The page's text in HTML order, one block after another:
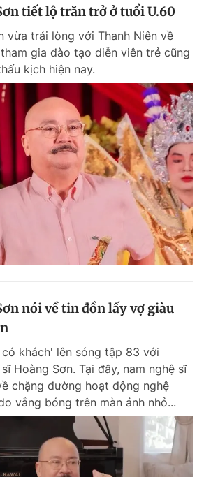
điện thoại
Liên hệ quảng cáo
0908 780 404
trực: Hải Thành
Hiếu Dũng
Việt Hưng
Trung
GP - BTTTT cấp ngày 24.3.2020
thuộc về Báo Thanh Niên. Cấm sao chép
không có sự chấp thuận bằng văn bản.
JSC.
tiết lộ trăn trở ở tuổi U.60
vừa trải lòng với Thanh Niên về
gia đào tạo diễn viên trẻ cũng
kịch hiện nay.
nói về tin đồn lấy vợ giàu
khách' lên sóng tập 83 với
Hoàng Sơn. Tại đây, nam nghệ sĩ
chặng đường hoạt động nghệ
vắng bóng trên màn ảnh nhỏ...